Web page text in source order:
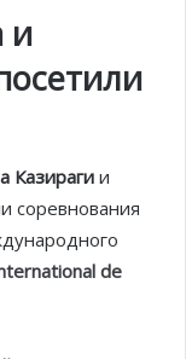
и
Казираги и
соревнования
de